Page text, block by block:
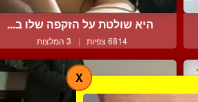
היא שולטת על הזקפה שלו ב...
6814 צפיות | 3 המלצות
X